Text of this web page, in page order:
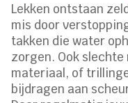
Lekken ontstaan
mis door
takken die water
zorgen. Ook
materiaal, of
bijdragen aan